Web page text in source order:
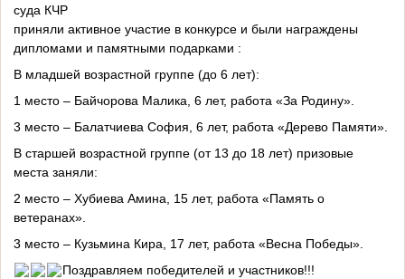
суда КЧР
приняли активное участие в конкурсе и были награждены
дипломами и памятными подарками :
В младшей возрастной группе (до 6 лет):
1 место – Байчорова Малика, 6 лет, работа «За Родину».
3 место – Балатчиева София, 6 лет, работа «Дерево Памяти».
В старшей возрастной группе (от 13 до 18 лет) призовые
места заняли:
2 место – Хубиева Амина, 15 лет, работа «Память о
ветеранах».
3 место – Кузьмина Кира, 17 лет, работа «Весна Победы».
Поздравляем победителей и участников!!!